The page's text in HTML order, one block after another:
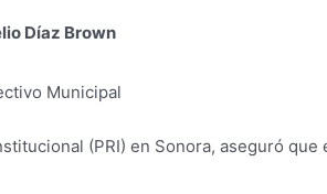
Díaz Brown
Municipal
(PRI) en Sonora, aseguró que